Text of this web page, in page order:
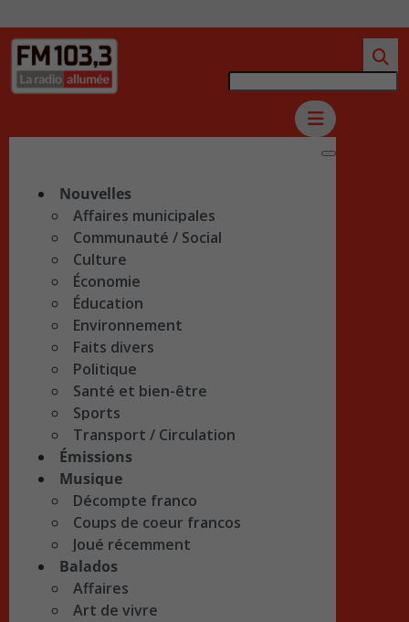
Nouvelles
Affaires municipales
Communauté / Social
Culture
Économie
Éducation
Environnement
Faits divers
Politique
Santé et bien-être
Sports
Transport / Circulation
Émissions
Musique
Décompte franco
Coups de coeur francos
Joué récemment
Balados
Affaires
Art de vivre